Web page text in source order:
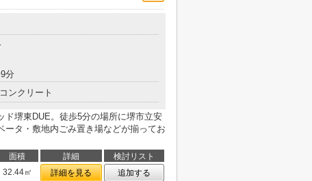
分
ンクリート
ド堺東DUE。徒歩5分の場所に堺市立安
タ・敷地内ごみ置き場などが揃ってお
面積 詳細
検討リスト
32.44㎡ 詳細を見る
追加する